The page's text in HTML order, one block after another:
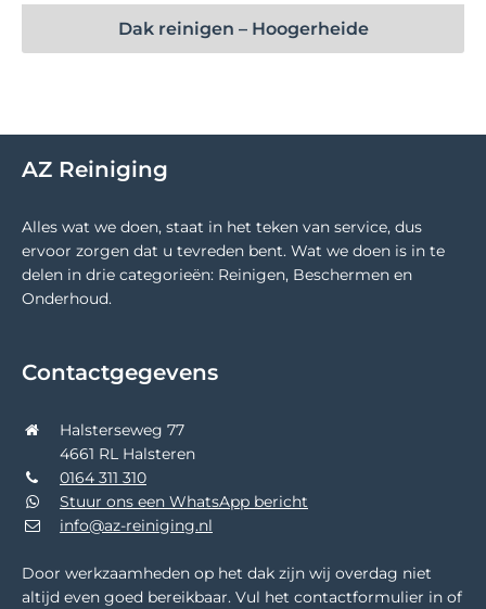
Dak reinigen – Hoogerheide
AZ Reiniging
Alles wat we doen, staat in het teken van service, dus
ervoor zorgen dat u tevreden bent. Wat we doen is in te
delen in drie categorieën: Reinigen, Beschermen en
Onderhoud.
Contactgegevens
Halsterseweg 77
4661 RL Halsteren
0164 311 310
Stuur ons een WhatsApp bericht
info@az-reiniging.nl
Door werkzaamheden op het dak zijn wij overdag niet
altijd even goed bereikbaar. Vul het contactformulier in of